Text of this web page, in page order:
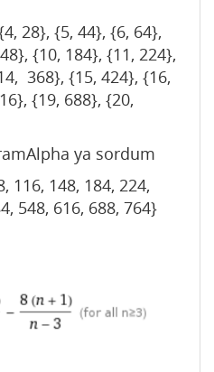
28}, {5, 44}, {6, 64},
{10, 184}, {11, 224},
368}, {15, 424}, {16,
{19, 688}, {20,
ya sordum
116, 148, 184, 224,
548, 616, 688, 764}